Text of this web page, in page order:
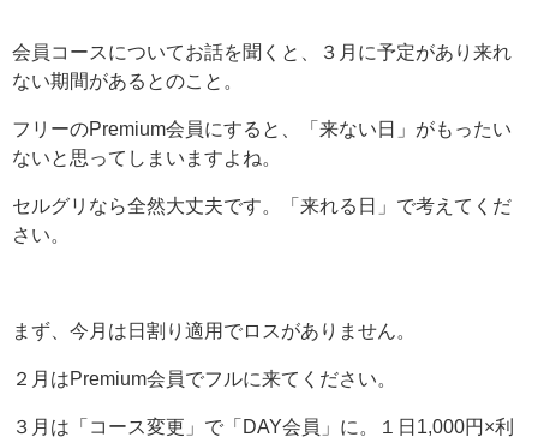
会員コースについてお話を聞くと、３月に予定があり来れ
ない期間があるとのこと。
フリーのPremium会員にすると、「来ない日」がもったい
ないと思ってしまいますよね。
セルグリなら全然大丈夫です。「来れる日」で考えてくだ
さい。
まず、今月は日割り適用でロスがありません。
２月はPremium会員でフルに来てください。
３月は「コース変更」で「DAY会員」に。１日1,000円×利